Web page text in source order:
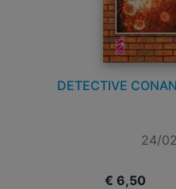
DETECTIVE
24/
€ 6,50